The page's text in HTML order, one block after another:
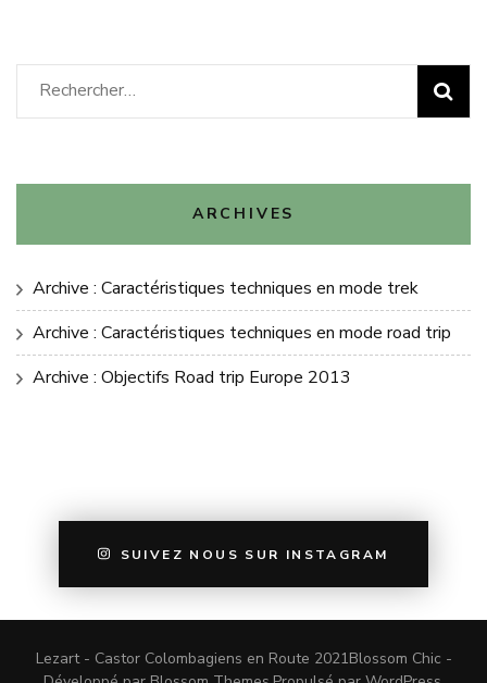
Rechercher :
ARCHIVES
Archive : Caractéristiques techniques en mode trek
Archive : Caractéristiques techniques en mode road trip
Archive : Objectifs Road trip Europe 2013
SUIVEZ NOUS SUR INSTAGRAM
Lezart - Castor Colombagiens en Route 2021Blossom Chic -